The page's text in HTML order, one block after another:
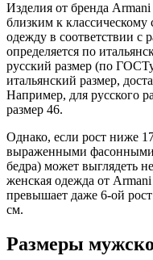
Изделия от бренда
близким к
одежду в соответствии с
определяется по
русский размер (по
итальянский размер,
Например, для русского
размер 46.
Однако, если рост ниже
выраженными фасонными
бедра) может выглядеть
женская одежда от
превышает даже 6-ой
см.
Размеры